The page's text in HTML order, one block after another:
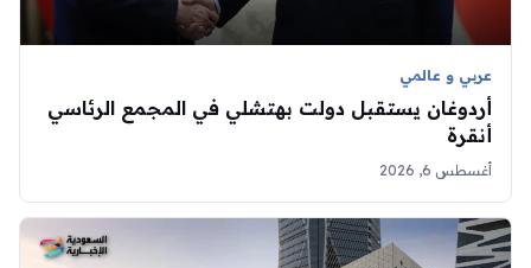
عربي و عالمي
أردوغان يستقبل دولت بهتشلي في المجمع الرئاسي
أنقرة
أغسطس 6, 2026